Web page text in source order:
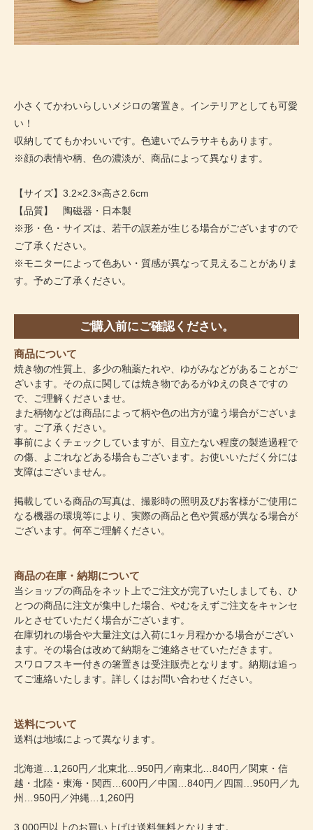
小さくてかわいらしいメジロの箸置き。インテリアとしても可愛
い！
収納しててもかわいいです。色違いでムラサキもあります。
※顔の表情や柄、色の濃淡が、商品によって異なります。
【サイズ】3.2×2.3×高さ2.6cm
【品質】 陶磁器・日本製
※形・色・サイズは、若干の誤差が生じる場合がございますので
ご了承ください。
※モニターによって色あい・質感が異なって見えることがありま
す。予めご了承ください。
ご購入前にご確認ください。
商品について
焼き物の性質上、多少の釉薬たれや、ゆがみなどがあることがご
ざいます。その点に関しては焼き物であるがゆえの良さですの
で、ご理解くださいませ。
また柄物などは商品によって柄や色の出方が違う場合がございま
す。ご了承ください。
事前によくチェックしていますが、目立たない程度の製造過程で
の傷、よごれなどある場合もございます。お使いいただく分には
支障はございません。
掲載している商品の写真は、撮影時の照明及びお客様がご使用に
なる機器の環境等により、実際の商品と色や質感が異なる場合が
ございます。何卒ご理解ください。
商品の在庫・納期について
当ショップの商品をネット上でご注文が完了いたしましても、ひ
とつの商品に注文が集中した場合、やむをえずご注文をキャンセ
ルとさせていただく場合がございます。
在庫切れの場合や大量注文は入荷に1ヶ月程かかる場合がござい
ます。その場合は改めて納期をご連絡させていただきます。
スワロフスキー付きの箸置きは受注販売となります。納期は追っ
てご連絡いたします。詳しくはお問い合わせください。
送料について
送料は地域によって異なります。
北海道…1,260円／北東北…950円／南東北…840円／関東・信
越・北陸・東海・関西…600円／中国…840円／四国…950円／九
州…950円／沖縄…1,260円
3,000円以上のお買い上げは送料無料となります。